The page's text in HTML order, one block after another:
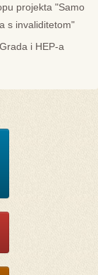
projekta "Samo
s invaliditetom"
i HEP-a